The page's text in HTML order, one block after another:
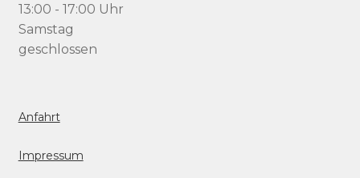
13:00 - 17:00 Uhr
Samstag
geschlossen
Anfahrt
Impressum